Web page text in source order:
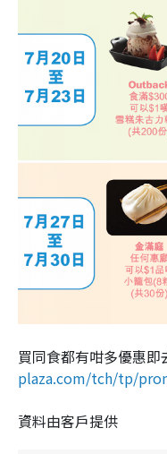
買同食都有咁多優惠即
plaza.com/tch/tp/
資料由客戶提供